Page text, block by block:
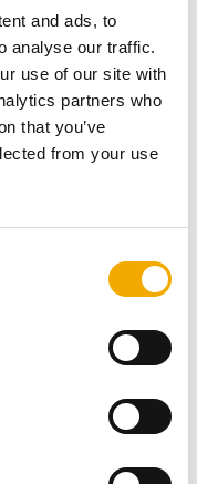
and ads, to
analyse our traffic.
use of our site with
partners who
that you’ve
from your use
. Tento typ založení
spotřebiče, kdy je
Napojení již tak
žádné viditelné
svépomocí, obdržíte